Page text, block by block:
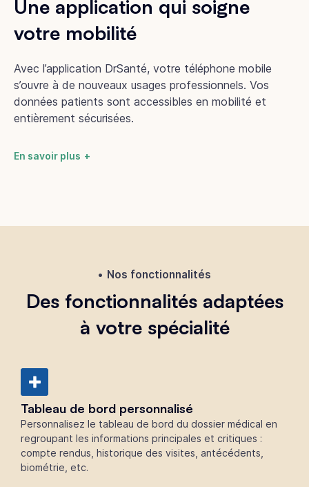
Une application qui soigne
votre mobilité
Avec l’application DrSanté, votre téléphone mobile
s’ouvre à de nouveaux usages professionnels. Vos
données patients sont accessibles en mobilité et
entièrement sécurisées.
En savoir plus
Nos fonctionnalités
Des fonctionnalités adaptées
à votre spécialité
Tableau de bord personnalisé
Personnalisez le tableau de bord du dossier médical en
regroupant les informations principales et critiques :
compte rendus, historique des visites, antécédents,
biométrie, etc.